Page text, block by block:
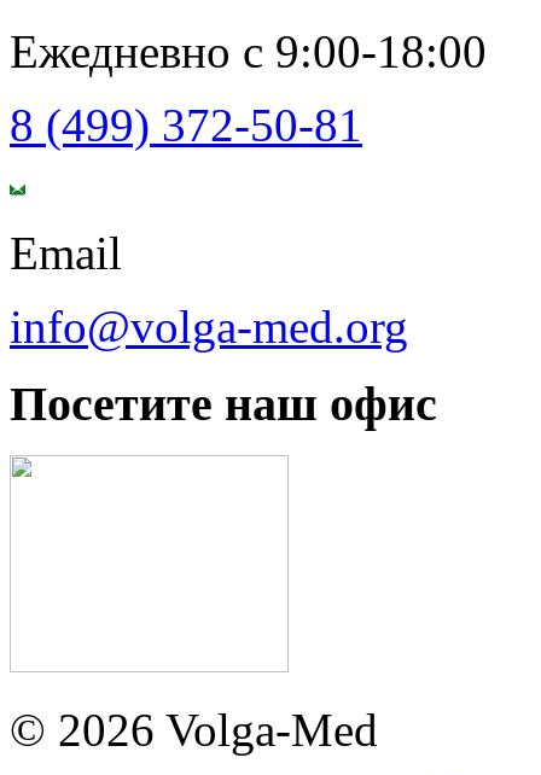
Ежедневно с 9:00-18:00
8 (499) 372-50-81
Email
info@volga-med.org
Посетите наш офис
© 2026 Volga-Med